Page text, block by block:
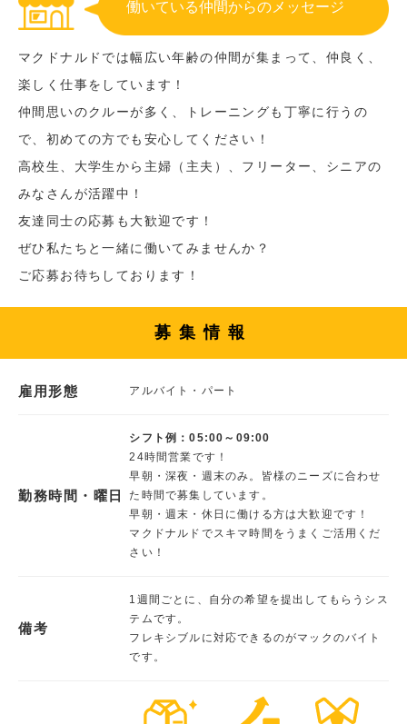
働いている仲間からのメッセージ
マクドナルドでは幅広い年齢の仲間が集まって、仲良く、
楽しく仕事をしています！
仲間思いのクルーが多く、トレーニングも丁寧に行うの
で、初めての方でも安心してください！
高校生、大学生から主婦（主夫）、フリーター、シニアの
みなさんが活躍中！
友達同士の応募も大歓迎です！
ぜひ私たちと一緒に働いてみませんか？
ご応募お待ちしております！
募集情報
雇用形態 アルバイト・パート
勤務時間・曜日
シフト例：05:00～09:00
24時間営業です！
早朝・深夜・週末のみ。皆様のニーズに合わせ
た時間で募集しています。
早朝・週末・休日に働ける方は大歓迎です！
マクドナルドでスキマ時間をうまくご活用くだ
さい！
備考
1週間ごとに、自分の希望を提出してもらうシス
テムです。
フレキシブルに対応できるのがマックのバイト
です。